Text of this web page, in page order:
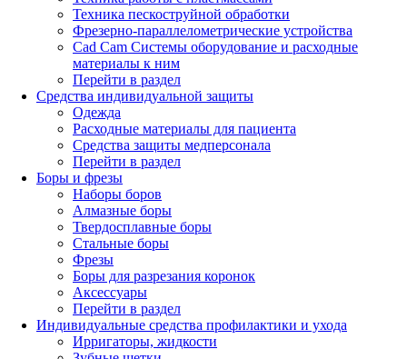
Техника пескоструйной обработки
Фрезерно-параллелометрические устройства
Cad Cam Системы оборудование и расходные
материалы к ним
Перейти в раздел
Средства индивидуальной защиты
Одежда
Расходные материалы для пациента
Средства защиты медперсонала
Перейти в раздел
Боры и фрезы
Наборы боров
Алмазные боры
Твердосплавные боры
Стальные боры
Фрезы
Боры для разрезания коронок
Аксессуары
Перейти в раздел
Индивидуальные средства профилактики и ухода
Ирригаторы, жидкости